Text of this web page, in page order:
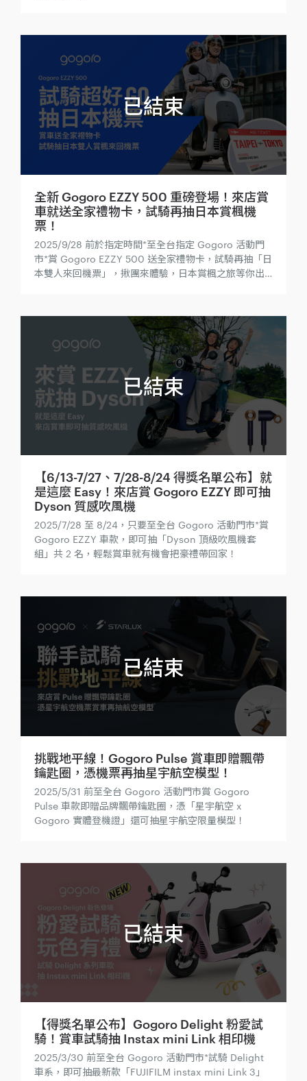
全新 Gogoro EZZY 500 重磅登場！來店賞
車就送全家禮物卡，試騎再抽日本賞楓機
票！
2025/9/28 前於指定時間*至全台指定 Gogoro 活動門
市*賞 Gogoro EZZY 500 送全家禮物卡，試騎再抽「日
本雙人來回機票」，揪團來體驗，日本賞楓之旅等你出
【6/13-7/27、7/28-8/24 得獎名單公布】就
是這麼 Easy！來店賞 Gogoro EZZY 即可抽
Dyson 質感吹風機
2025/7/28 至 8/24，只要至全台 Gogoro 活動門市*賞
Gogoro EZZY 車款，即可抽「Dyson 頂級吹風機套
組」共 2 名，輕鬆賞車就有機會把豪禮帶回家！
挑戰地平線！Gogoro Pulse 賞車即贈飄帶
鑰匙圈，憑機票再抽星宇航空模型！
2025/5/31 前至全台 Gogoro 活動門市賞 Gogoro
Pulse 車款即贈品牌飄帶鑰匙圈，憑「星宇航空 x
Gogoro 實體登機證」還可抽星宇航空限量模型！
【得獎名單公布】Gogoro Delight 粉愛試
騎！賞車試騎抽 Instax mini Link 相印機
2025/3/30 前至全台 Gogoro 活動門市*試騎 Delight
車系，即可抽最新款「FUJIFILM instax mini Link 3」